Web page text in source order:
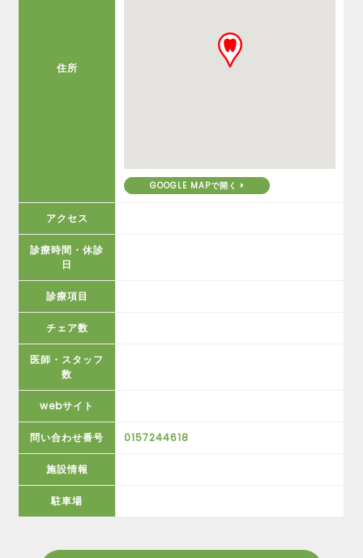
住所
GOOGLE MAPで開く
アクセス
診療時間・休診
日
診療項目
チェア数
医師・スタッフ
数
webサイト
問い合わせ番号 0157244618
施設情報
駐車場